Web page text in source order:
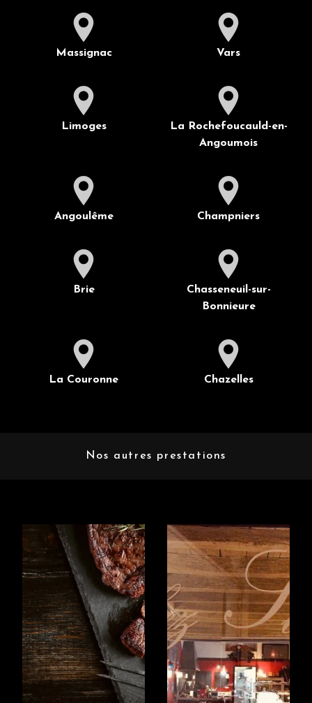
Massignac Vars
Limoges
La Rochefoucauld-en-
Angoumois
Angoulême Champniers
Brie
Chasseneuil-sur-
Bonnieure
La Couronne Chazelles
Nos autres prestations